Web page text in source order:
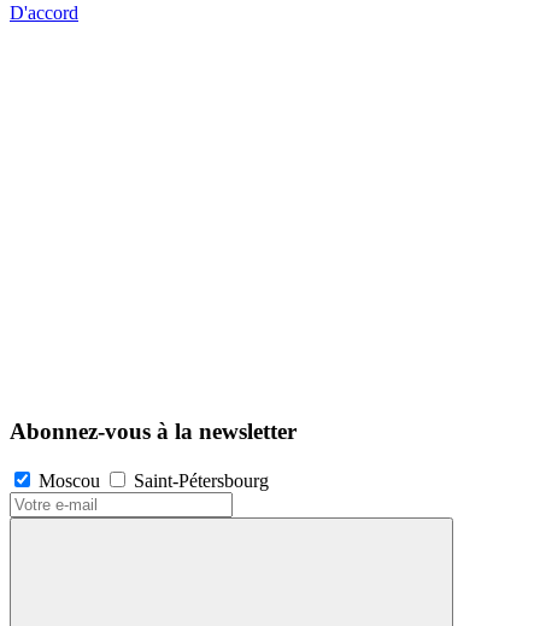
D'accord
Abonnez-vous à la newsletter
Moscou Saint-Pétersbourg